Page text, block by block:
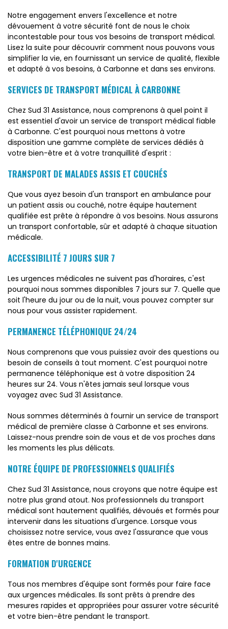
Notre engagement envers l'excellence et notre
dévouement à votre sécurité font de nous le choix
incontestable pour tous vos besoins de transport médical.
Lisez la suite pour découvrir comment nous pouvons vous
simplifier la vie, en fournissant un service de qualité, flexible
et adapté à vos besoins, à Carbonne et dans ses environs.
SERVICES DE TRANSPORT MÉDICAL À CARBONNE
Chez Sud 31 Assistance, nous comprenons à quel point il
est essentiel d'avoir un service de transport médical fiable
à Carbonne. C'est pourquoi nous mettons à votre
disposition une gamme complète de services dédiés à
votre bien-être et à votre tranquillité d'esprit :
TRANSPORT DE MALADES ASSIS ET COUCHÉS
Que vous ayez besoin d'un transport en ambulance pour
un patient assis ou couché, notre équipe hautement
qualifiée est prête à répondre à vos besoins. Nous assurons
un transport confortable, sûr et adapté à chaque situation
médicale.
ACCESSIBILITÉ 7 JOURS SUR 7
Les urgences médicales ne suivent pas d'horaires, c'est
pourquoi nous sommes disponibles 7 jours sur 7. Quelle que
soit l'heure du jour ou de la nuit, vous pouvez compter sur
nous pour vous assister rapidement.
PERMANENCE TÉLÉPHONIQUE 24/24
Nous comprenons que vous puissiez avoir des questions ou
besoin de conseils à tout moment. C'est pourquoi notre
permanence téléphonique est à votre disposition 24
heures sur 24. Vous n'êtes jamais seul lorsque vous
voyagez avec Sud 31 Assistance.
Nous sommes déterminés à fournir un service de transport
médical de première classe à Carbonne et ses environs.
Laissez-nous prendre soin de vous et de vos proches dans
les moments les plus délicats.
NOTRE ÉQUIPE DE PROFESSIONNELS QUALIFIÉS
Chez Sud 31 Assistance, nous croyons que notre équipe est
notre plus grand atout. Nos professionnels du transport
médical sont hautement qualifiés, dévoués et formés pour
intervenir dans les situations d'urgence. Lorsque vous
choisissez notre service, vous avez l'assurance que vous
êtes entre de bonnes mains.
FORMATION D'URGENCE
Tous nos membres d'équipe sont formés pour faire face
aux urgences médicales. Ils sont prêts à prendre des
mesures rapides et appropriées pour assurer votre sécurité
et votre bien-être pendant le transport.